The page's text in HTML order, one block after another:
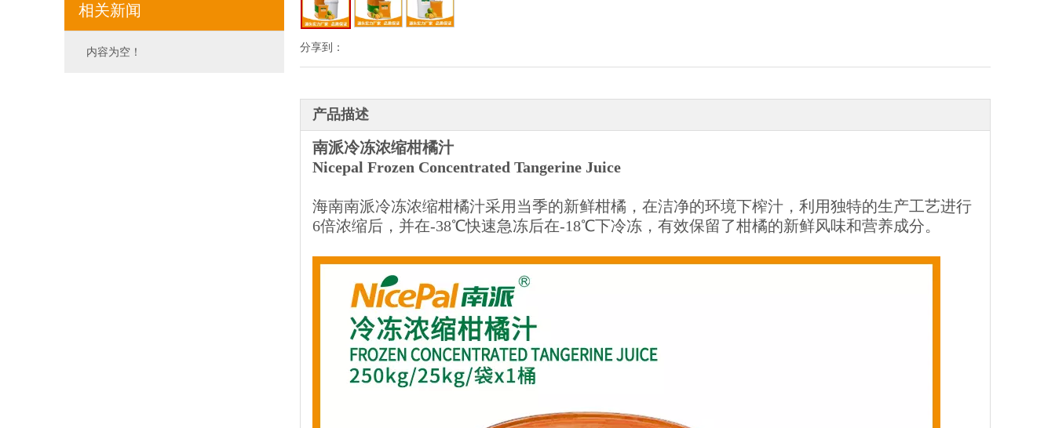
相关新闻
内容为空！ 分享到：
产品描述
南派冷冻浓缩柑橘汁
Nicepal Frozen Concentrated Tangerine Juice
海南南派冷冻浓缩柑橘汁采用当季的新鲜柑橘，在洁净的环境下榨汁，利用独特的生产工艺进行
6倍浓缩后，并在-38℃快速急冻后在-18℃下冷冻，有效保留了柑橘的新鲜风味和营养成分。